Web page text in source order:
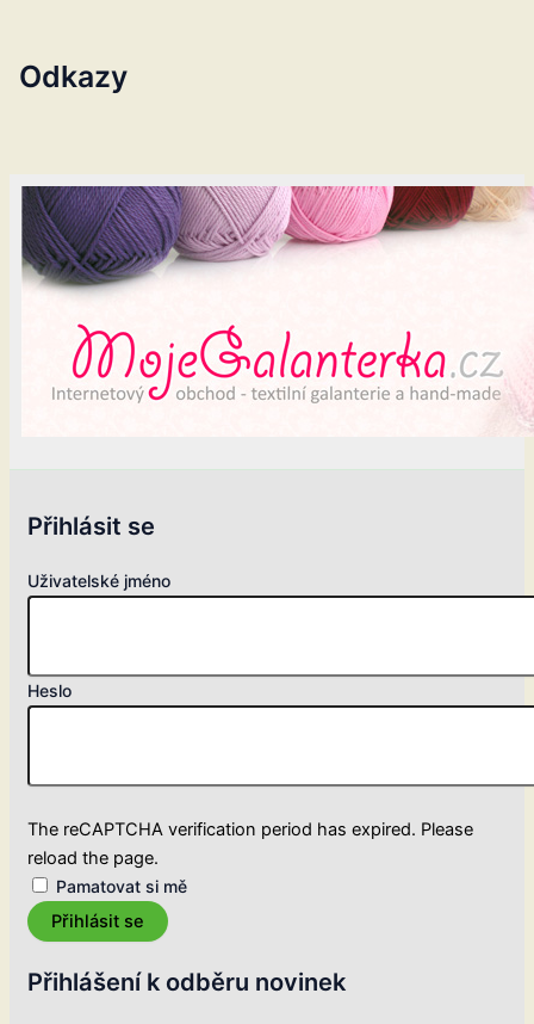
Odkazy
Přihlásit se
Uživatelské jméno
Heslo
The reCAPTCHA verification period has expired. Please
reload the page.
Pamatovat si mě
Přihlásit se
Přihlášení k odběru novinek